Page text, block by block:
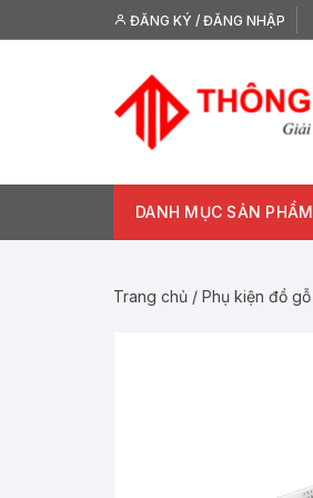
tới
ĐĂNG KÝ / ĐĂNG NHẬP
DANH MỤC SẢN PHẨM
Trang chủ / Phụ kiện đồ gỗ